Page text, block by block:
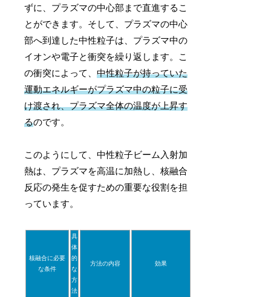
ずに、プラズマの中心部まで直進するこ
とができます。そして、プラズマの中心
部へ到達した中性粒子は、プラズマ中の
イオンや電子と衝突を繰り返します。こ
の衝突によって、中性粒子が持っていた
運動エネルギーがプラズマ中の粒子に受
け渡され、プラズマ全体の温度が上昇す
るのです。
このようにして、中性粒子ビーム入射加
熱は、プラズマを高温に加熱し、核融合
反応の発生を促すための重要な役割を担
っています。
核融合に必要
な条件
具
体
的
な
方
法
方法の内容 効果